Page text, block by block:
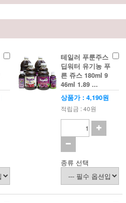
테일러 푸룬주스
딥워터 유기농 푸
른 쥬스 180ml 9
46ml 1.89 ...
상품가 : 4,190원
적립금 : 40원
종류 선택